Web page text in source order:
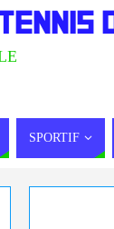
SPORTIF